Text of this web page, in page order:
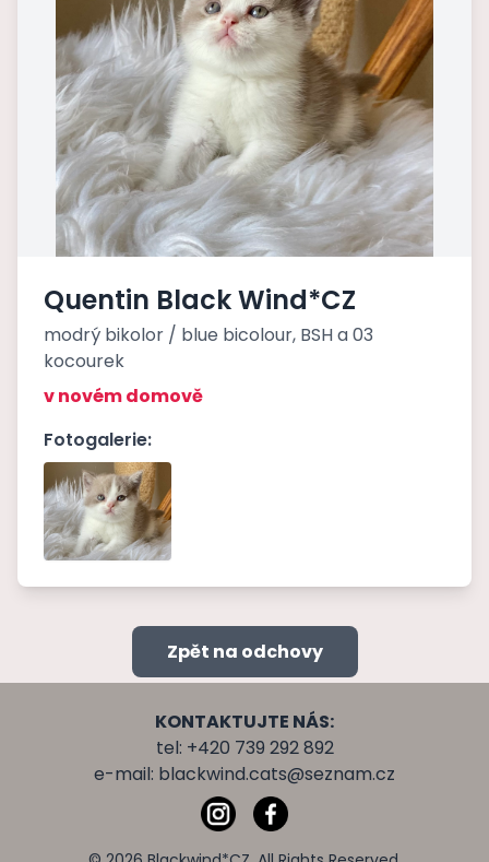
Quentin Black Wind*CZ
modrý bikolor / blue bicolour, BSH a 03
kocourek
v novém domově
Fotogalerie:
Zpět na odchovy
KONTAKTUJTE NÁS:
tel: +420 739 292 892
e-mail: blackwind.cats@seznam.cz